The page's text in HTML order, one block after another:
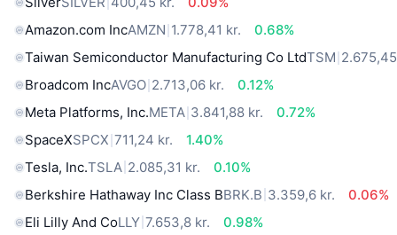
Amazon.com IncAMZN 1.778,41 kr.
0.68%
Taiwan Semiconductor Manufacturing Co LtdTSM
Broadcom IncAVGO 2.713,06 kr.
0.12%
Meta Platforms, Inc.META 3.841,88 kr.
0.72%
SpaceXSPCX 711,24 kr.
1.40%
Tesla, Inc.TSLA 2.085,31 kr.
0.10%
Berkshire Hathaway Inc Class BBRK.B 3.359,6 kr.
0.06%
Eli Lilly And CoLLY 7.653,8 kr.
0.98%